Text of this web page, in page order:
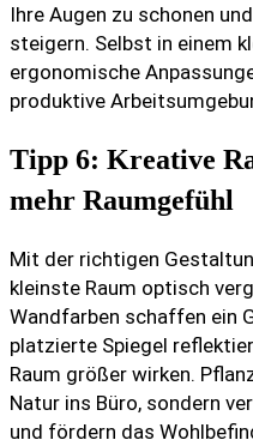
Ihre Augen zu schonen
steigern. Selbst in einem
ergonomische
produktive
Tipp 6: Kreative
mehr Raumgefühl
Mit der richtigen
kleinste Raum optisch
Wandfarben schaffen ein
platzierte Spiegel
Raum größer wirken.
Natur ins Büro, sondern
und fördern das